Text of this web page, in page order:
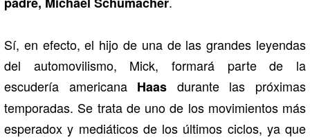
Sí, en efecto, el hijo de una de las grandes leyendas
del automovilismo, Mick, formará parte de la
escudería americana Haas durante las próximas
temporadas. Se trata de uno de los movimientos más
esperadox y mediáticos de los últimos ciclos, ya que